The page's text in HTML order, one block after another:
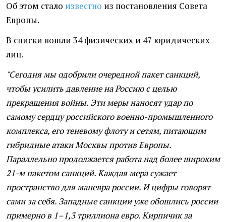
Об этом стало известно из постановления Совета
Европы.
В списки вошли 34 физических и 47 юридических
лиц.
"Сегодня мы одобрили очередной пакет санкций,
чтобы усилить давление на Россию с целью
прекращения войны. Эти меры наносят удар по
самому сердцу российского военно-промышленного
комплекса, его теневому флоту и сетям, питающим
гибридные атаки Москвы против Европы.
Параллельно продолжается работа над более широким
21-м пакетом санкций. Каждая мера сужает
пространство для маневра россии. И цифры говорят
сами за себя. Западные санкции уже обошлись россии
примерно в 1–1,3 триллиона евро. Кирпичик за